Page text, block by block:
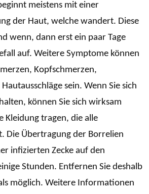
meistens mit einer
der Haut, welche wandert. Diese
wenn, dann erst ein paar Tage
auf. Weitere Symptome können
Kopfschmerzen,
sein. Wenn Sie sich
können Sie sich wirksam
Kleidung tragen, die alle
Die Übertragung der Borrelien
infizierten Zecke auf den
Stunden. Entfernen Sie deshalb
möglich. Weitere Informationen